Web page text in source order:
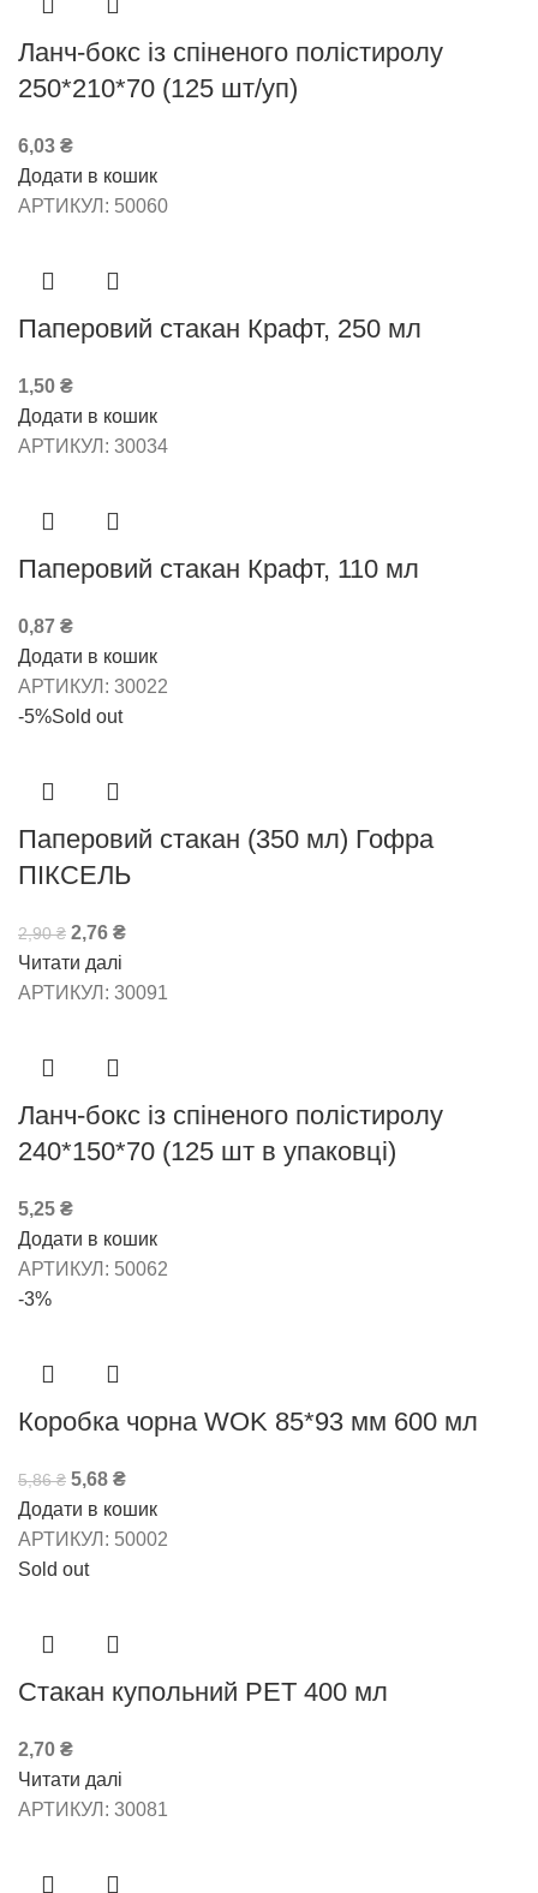
Ланч-бокс із спіненого полістиролу
250*210*70 (125 шт/уп)
6,03 ₴
Додати в кошик
АРТИКУЛ: 50060
Паперовий стакан Крафт, 250 мл
1,50 ₴
Додати в кошик
АРТИКУЛ: 30034
Паперовий стакан Крафт, 110 мл
0,87 ₴
Додати в кошик
АРТИКУЛ: 30022
-5%Sold out
Паперовий стакан (350 мл) Гофра
ПІКСЕЛЬ
2,90₴ 2,76 ₴
Читати далі
АРТИКУЛ: 30091
Ланч-бокс із спіненого полістиролу
240*150*70 (125 шт в упаковці)
5,25 ₴
Додати в кошик
АРТИКУЛ: 50062
-3%
Коробка чорна WOK 85*93 мм 600 мл
5,86₴ 5,68 ₴
Додати в кошик
АРТИКУЛ: 50002
Sold out
Стакан купольний РЕТ 400 мл
2,70 ₴
Читати далі
АРТИКУЛ: 30081